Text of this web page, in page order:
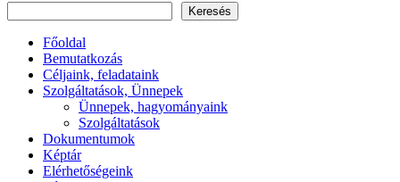
Keresés
Főoldal
Bemutatkozás
Céljaink, feladataink
Szolgáltatások, Ünnepek
Ünnepek, hagyományaink
Szolgáltatások
Dokumentumok
Képtár
Elérhetőségeink